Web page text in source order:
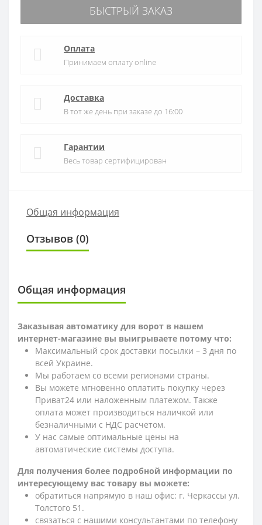
БЫСТРЫЙ ЗАКАЗ
Оплата
Принимаем оплату online
Доставка
В тот же день при заказе до 16:00
Гарантии
Весь товар сертифицирован
Общая информация
Отзывов (0)
Общая информация
Заказывая автоматику для ворот в нашем
интернет-магазине вы выигрываете потому что:
Максимальный срок доставки посылки – 3 дня по
всей Украине.
Мы работаем со всеми регионами страны.
Вы можете мгновенно оплатить покупку через
Приват24 или наложенным платежом. Также
оплата может производиться наличкой или
безналичными с НДС расчетом.
У нас самые оптимальные цены на
автоматические системы доступа.
Для получения более подробной информации по
интересующему вас товару вы можете:
обратиться напрямую в наш офис: г. Черкассы ул.
Толстого 51.
связаться с нашими консультантами по телефону